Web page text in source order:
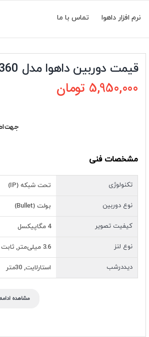
نرم افزار داهوا تماس با ما
قیمت دوربین داهوا مدل DH-IPC-HFW2449S-S-IL-0360
5,950,000 تومان
جهت
مشخصات فنی
تکنولوژی تحت شبکه (IP)
نوع دوربین بولت (Bullet)
کیفیت تصویر 4 مگاپیکسل
نوع لنز 3.6 میلی‌متر, ثابت (Fixed)
دیددرشب استارلایت, 30متر
مشاهده